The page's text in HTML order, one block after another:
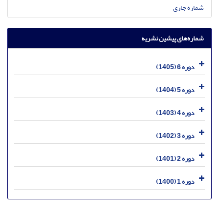
شماره جاری
شماره‌های پیشین نشریه
دوره 6 (1405)
دوره 5 (1404)
دوره 4 (1403)
دوره 3 (1402)
دوره 2 (1401)
دوره 1 (1400)